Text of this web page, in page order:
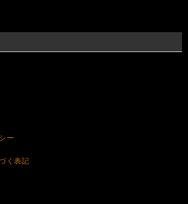
ー
く表記